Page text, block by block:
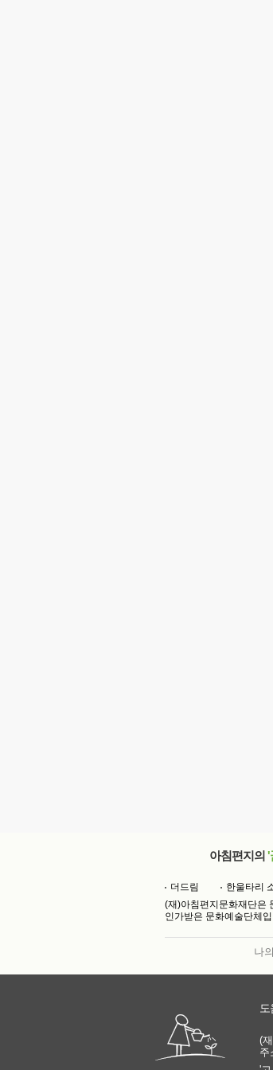
아침편지의 '
더드림
한울타리
(재)아침편지문화재단은
인가받은 문화예술단체
나
도
(
주